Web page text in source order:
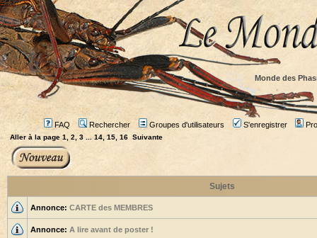
Monde des
FAQ Rechercher Groupes d'utilisateurs S'enregistrer
Aller à la page 1 2 3 ...14 15 16 Suivante
Sujets
Annonce: CARTE des MEMBRES
Annonce: A lire avant de poster !